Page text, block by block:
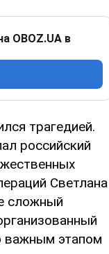
OBOZ.UA в
трагедией.
российский
Светлана
сложный
важным этапом